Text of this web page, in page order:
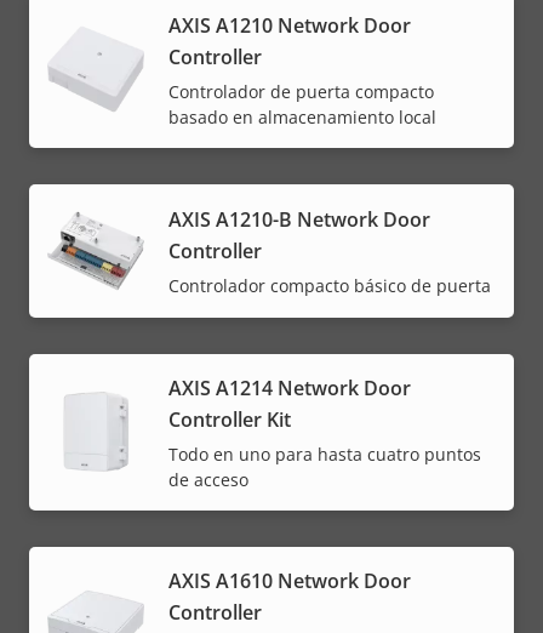
AXIS A1210 Network Door
Controller
Controlador de puerta compacto
basado en almacenamiento local
AXIS A1210-B Network Door
Controller
Controlador compacto básico de puerta
AXIS A1214 Network Door
Controller Kit
Todo en uno para hasta cuatro puntos
de acceso
AXIS A1610 Network Door
Controller